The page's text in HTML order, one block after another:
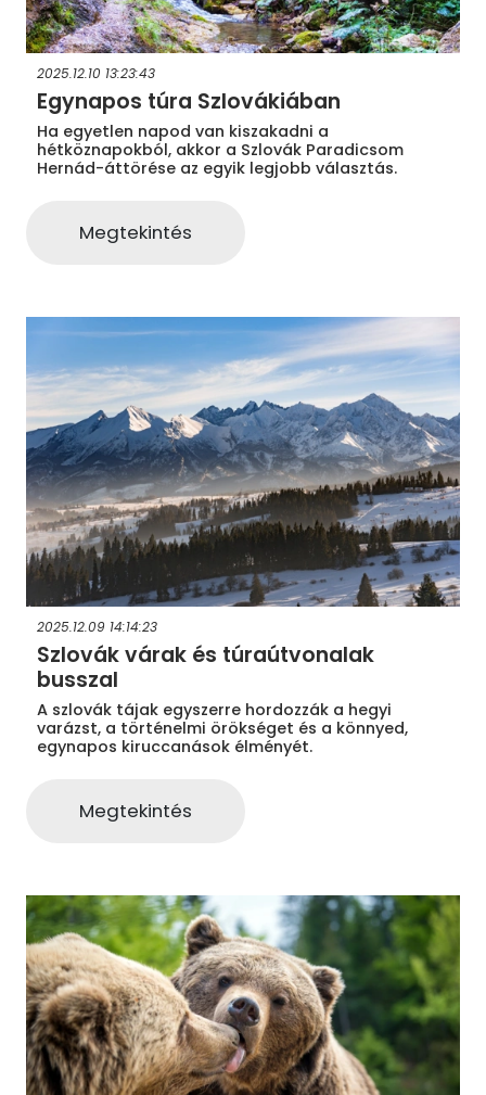
2025.12.10 13:23:43
Egynapos túra Szlovákiában
Ha egyetlen napod van kiszakadni a
hétköznapokból, akkor a Szlovák Paradicsom
Hernád-áttörése az egyik legjobb választás.
Megtekintés
2025.12.09 14:14:23
Szlovák várak és túraútvonalak
busszal
A szlovák tájak egyszerre hordozzák a hegyi
varázst, a történelmi örökséget és a könnyed,
egynapos kiruccanások élményét.
Megtekintés